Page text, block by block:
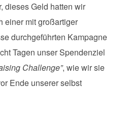
dieses Geld hatten wir
einer mit großartiger
durchgeführten Kampagne
Tagen unser Spendenziel
Challenge”, wie wir sie
Ende unserer selbst